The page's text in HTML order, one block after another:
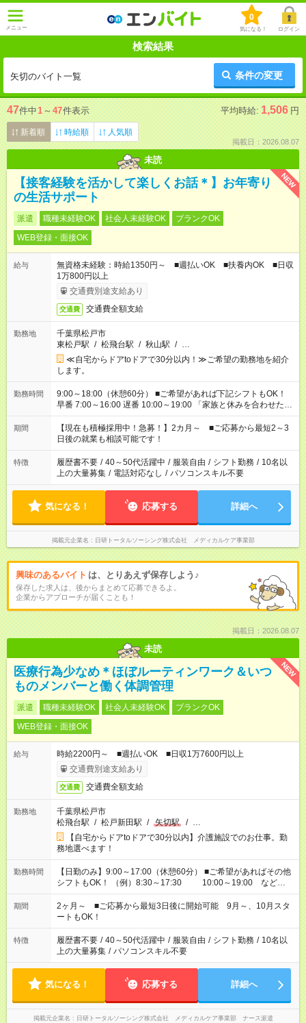
メニュー
0
気になる！ ログイン
検索結果
矢切のバイト一覧 条件の変更
47件中1 ～ 47件表示 平均時給: 1,506 円
新着順 時給順 人気順
掲載日：2026.08.07
未読
NEW
【接客経験を活かして楽しくお話＊】お年寄り
の生活サポート
派遣 職種未経験OK 社会人未経験OK
ブランクOK
WEB登録・面接OK
給与
無資格未経験：時給1350円～ ■週払いOK ■扶養内OK ■日収
1万800円以上
交通費別途支給あり
交通費 交通費全額支給
勤務地
千葉県松戸市
東松戸駅 / 松飛台駅 / 秋山駅 / …
≪自宅からドアtoドアで30分以内！≫ご希望の勤務地を紹介
します。
勤務時間
9:00～18:00（休憩60分） ■ご希望があれば下記シフトもOK！
早番 7:00～16:00 遅番 10:00～19:00 「家族と休みを合わせた
い」 「余裕を持って夕飯の準備がしたい」 「できれば残業はし
たくない」 など、ご希望を教えてくださいね。 ※Wワーク希望
の方へ 今ご覧のお仕事で希望する勤務時間と、もう1つのお仕事
の勤務時間。 合計で週40時間を超える場合は応募できません。
期間
【現在も積極採用中！急募！】2カ月～ ■ご応募から最短2～3
日後の就業も相談可能です！
特徴 履歴書不要 / 40～50代活躍中 / 服装自由 / シフト勤務 / 10名以
上の大量募集 / 電話対応なし / パソコンスキル不要
気になる！ 応募する 詳細へ
掲載元企業名 日研トータルソーシング株式会社 メディカルケア事業部
興味のあるバイト は、とりあえず保存しよう♪
保存した求人は、後からまとめて応募できるよ。
企業からアプローチが届くことも！
掲載日：2026.08.07
未読
NEW
医療行為少なめ＊ほぼルーティンワーク＆いつ
ものメンバーと働く体調管理
派遣 職種未経験OK 社会人未経験OK
ブランクOK
WEB登録・面接OK
給与
時給2200円～ ■週払いOK ■日収1万7600円以上
交通費別途支給あり
交通費 交通費全額支給
勤務地
千葉県松戸市
松飛台駅 / 松戸新田駅 / 矢切駅 / …
【自宅からドアtoドアで30分以内】介護施設でのお仕事。勤
務地選べます！
勤務時間
【日勤のみ】9:00～17:00（休憩60分） ■ご希望があればその他
シフトもOK！ （例）8:30～17:30 10:00～19:00 など
「家族とお休みを合わせたい」 「できれば残業はしたくない」
など、あなたのご希望に沿ったお仕事をご紹介します！ ※Wワ
ーク希望の方へ 今ご覧のお仕事で希望する勤務時間と、もう1つ
のお仕事の勤務時間。 合計で週40時間を超える場合は応募でき
ません
期間
2ヶ月～ ■ご応募から最短3日後に開始可能 9月～、10月スタ
ートもOK！
特徴 履歴書不要 / 40～50代活躍中 / 服装自由 / シフト勤務 / 10名以
上の大量募集 / パソコンスキル不要
気になる！ 応募する 詳細へ
掲載元企業名 日研トータルソーシング株式会社 メディカルケア事業部 ナース派遣